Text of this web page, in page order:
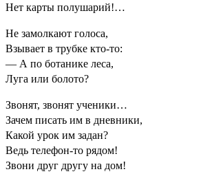
Нет карты полушарий!…
Не замолкают голоса,
Взывает в трубке кто-то:
— А по ботанике леса,
Луга или болото?
Звонят, звонят ученики…
Зачем писать им в дневники,
Какой урок им задан?
Ведь телефон-то рядом!
Звони друг другу на дом!